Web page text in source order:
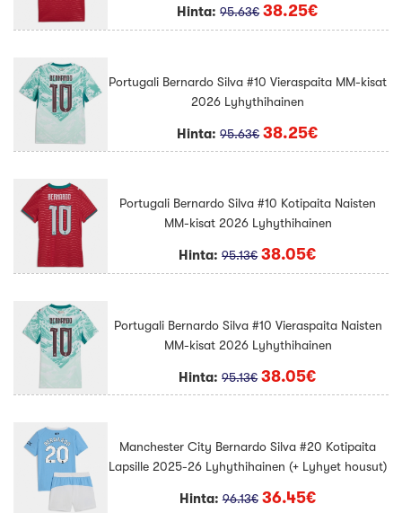
Hinta:95.63€ 38.25€
Portugali Bernardo Silva #10 Vieraspaita MM-kisat
2026 Lyhythihainen
Hinta:95.63€ 38.25€
Portugali Bernardo Silva #10 Kotipaita Naisten
MM-kisat 2026 Lyhythihainen
Hinta:95.13€ 38.05€
Portugali Bernardo Silva #10 Vieraspaita Naisten
MM-kisat 2026 Lyhythihainen
Hinta:95.13€ 38.05€
Manchester City Bernardo Silva #20 Kotipaita
Lapsille 2025-26 Lyhythihainen (+ Lyhyet housut)
Hinta:96.13€ 36.45€